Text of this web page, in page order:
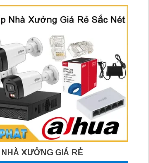
vừa có thể giám sát đêm vừa có
âm thanh 2 chiều.
XƯỞNG GIÁ RẺ